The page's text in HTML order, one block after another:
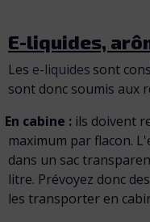
E-liquides,
Les e-liquides sont
sont donc soumis aux
En cabine : ils doivent
maximum par flacon.
dans un sac
litre. Prévoyez donc
les transporter en